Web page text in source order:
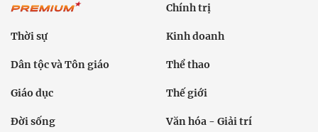
Chính trị
Thời sự Kinh doanh
Dân tộc và Tôn giáo Thể thao
Giáo dục Thế giới
Đời sống Văn hóa - Giải trí